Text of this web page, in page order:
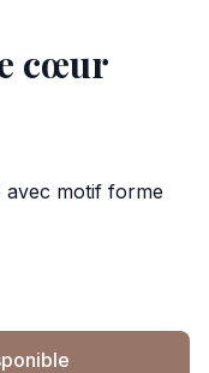
cœur
avec motif forme